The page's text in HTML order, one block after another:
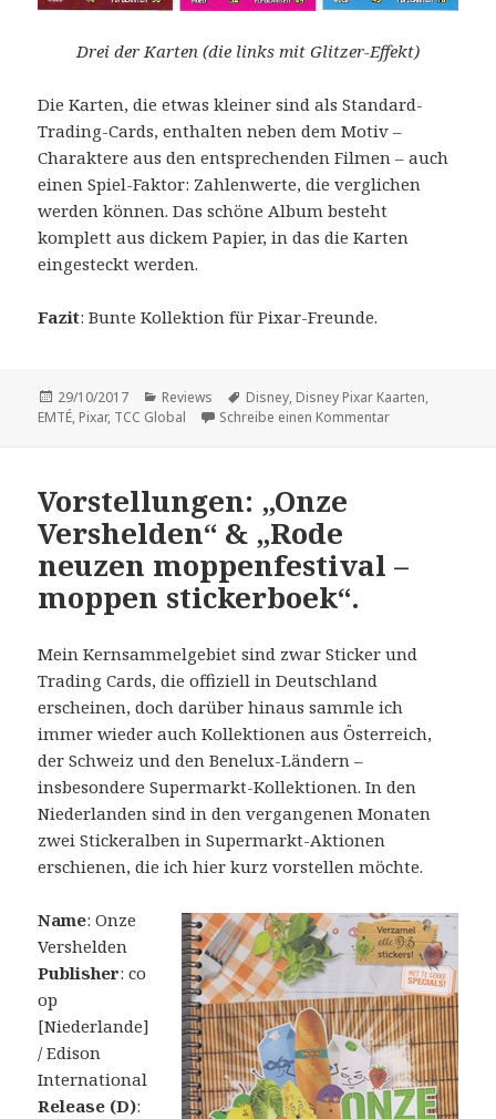
Drei der Karten (die links mit Glitzer-Effekt)
Die Karten, die etwas kleiner sind als Standard-
Trading-Cards, enthalten neben dem Motiv –
Charaktere aus den entsprechenden Filmen – auch
einen Spiel-Faktor: Zahlenwerte, die verglichen
werden können. Das schöne Album besteht
komplett aus dickem Papier, in das die Karten
eingesteckt werden.
Fazit: Bunte Kollektion für Pixar-Freunde.
Veröffentlicht
am
29/10/2017 Kategorien
Reviews Schlagwörter
Disney, Disney Pixar Kaarten,
EMTÉ, Pixar, TCC Global Schreibe einen Kommentarzu Vorstellung:
Vorstellungen: „Onze
Vershelden“ & „Rode
neuzen moppenfestival –
moppen stickerboek“.
Mein Kernsammelgebiet sind zwar Sticker und
Trading Cards, die offiziell in Deutschland
erscheinen, doch darüber hinaus sammle ich
immer wieder auch Kollektionen aus Österreich,
der Schweiz und den Benelux-Ländern –
insbesondere Supermarkt-Kollektionen. In den
Niederlanden sind in den vergangenen Monaten
zwei Stickeralben in Supermarkt-Aktionen
erschienen, die ich hier kurz vorstellen möchte.
Name: Onze
Vershelden
Publisher: co
op
[Niederlande]
/ Edison
International
Release (D):